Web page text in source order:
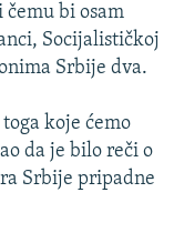
bi osam
Socijalističkoj
Srbije dva.
koje ćemo
da je bilo reči o
Srbije pripadne